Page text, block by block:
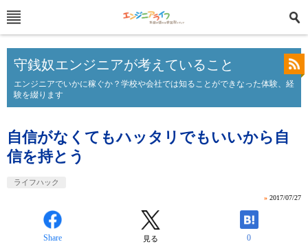
守銭奴エンジニアが考えていること
エンジニアでいかに稼ぐか？学校や会社では知ることができなった体験、経
験を綴ります
自信がなくてもハッタリでもいいから自
信を持とう
ライフハック
» 2017/07/27
Share 見る 0